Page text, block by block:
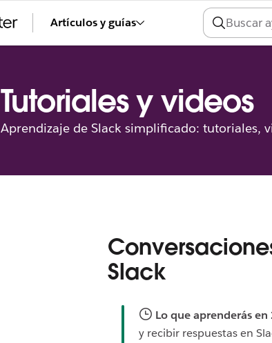
Artículos y guías
Tutoriales y videos
Aprendizaje de Slack simplificado: tutoriales,
Slack
Lo que aprenderás
y recibir respuestas en